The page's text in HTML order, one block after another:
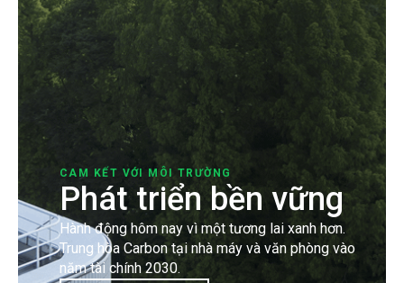
CAM KẾT VỚI MÔI TRƯỜNG
Phát triển bền vững
Hành động hôm nay vì một tương lai xanh hơn.
Trung hòa Carbon tại nhà máy và văn phòng vào
năm tài chính 2030.